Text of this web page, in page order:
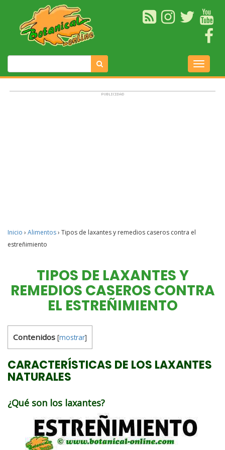
Inicio › Alimentos› Tipos de laxantes y remedios caseros contra el
estreñimiento
TIPOS DE LAXANTES Y
REMEDIOS CASEROS CONTRA
EL ESTREÑIMIENTO
Contenidos [mostrar]
CARACTERÍSTICAS DE LOS LAXANTES
NATURALES
¿Qué son los laxantes?